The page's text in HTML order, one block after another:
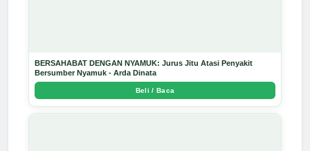
BERSAHABAT DENGAN NYAMUK: Jurus Jitu Atasi Penyakit
Bersumber Nyamuk - Arda Dinata
Beli / Baca